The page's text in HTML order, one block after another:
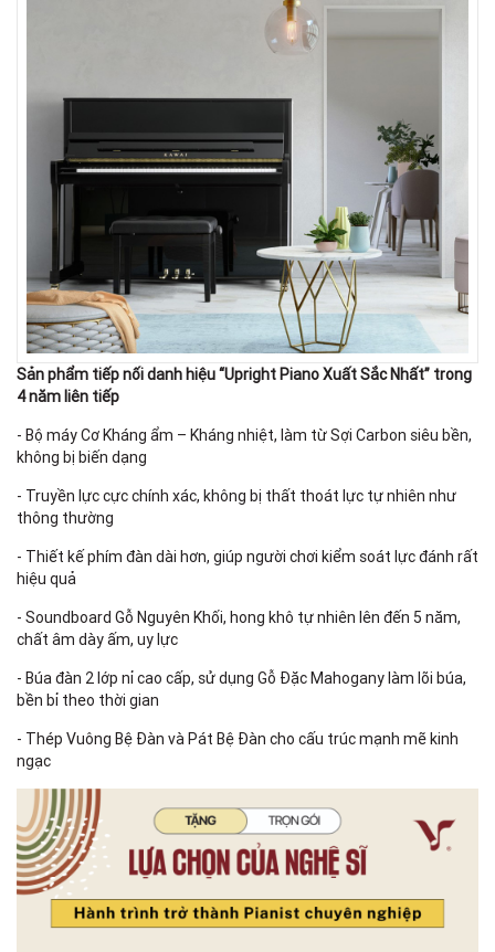
Sản phẩm tiếp nối danh hiệu “Upright Piano Xuất Sắc Nhất” trong
4 năm liên tiếp
- Bộ máy Cơ Kháng ẩm – Kháng nhiệt, làm từ Sợi Carbon siêu bền,
không bị biến dạng
- Truyền lực cực chính xác, không bị thất thoát lực tự nhiên như
thông thường
- Thiết kế phím đàn dài hơn, giúp người chơi kiểm soát lực đánh rất
hiệu quả
- Soundboard Gỗ Nguyên Khối, hong khô tự nhiên lên đến 5 năm,
chất âm dày ấm, uy lực
- Búa đàn 2 lớp nỉ cao cấp, sử dụng Gỗ Đặc Mahogany làm lõi búa,
bền bỉ theo thời gian
- Thép Vuông Bệ Đàn và Pát Bệ Đàn cho cấu trúc mạnh mẽ kinh
ngạc